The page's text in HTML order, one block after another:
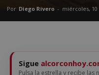
Por Diego Rivero - miércoles,
Sigue
Pulsa la estrella y recibe las